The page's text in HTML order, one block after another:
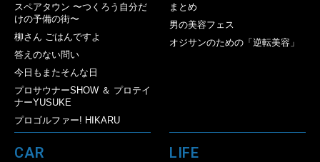
スペアタウン 〜つくろう自分だ
けの予備の街〜
柳さん ごはんですよ
答えのない問い
今日もまたそんな日
プロサウナーSHOW ＆ プロテイ
ナーYUSUKE
プロゴルファー! HIKARU
まとめ
男の美容フェス
オジサンのための「逆転美容」
CAR LIFE